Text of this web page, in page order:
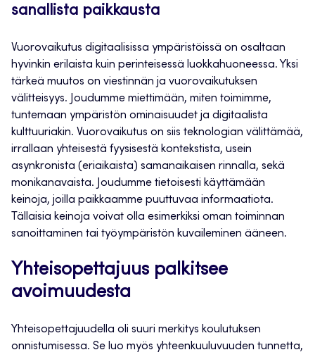
sanallista paikkausta
Vuorovaikutus digitaalisissa ympäristöissä on osaltaan
hyvinkin erilaista kuin perinteisessä luokkahuoneessa. Yksi
tärkeä muutos on viestinnän ja vuorovaikutuksen
välitteisyys. Joudumme miettimään, miten toimimme,
tuntemaan ympäristön ominaisuudet ja digitaalista
kulttuuriakin. Vuorovaikutus on siis teknologian välittämää,
irrallaan yhteisestä fyysisestä kontekstista, usein
asynkronista (eriaikaista) samanaikaisen rinnalla, sekä
monikanavaista. Joudumme tietoisesti käyttämään
keinoja, joilla paikkaamme puuttuvaa informaatiota.
Tällaisia keinoja voivat olla esimerkiksi oman toiminnan
sanoittaminen tai työympäristön kuvaileminen ääneen.
Yhteisopettajuus palkitsee
avoimuudesta
Yhteisopettajuudella oli suuri merkitys koulutuksen
onnistumisessa. Se luo myös yhteenkuuluvuuden tunnetta,